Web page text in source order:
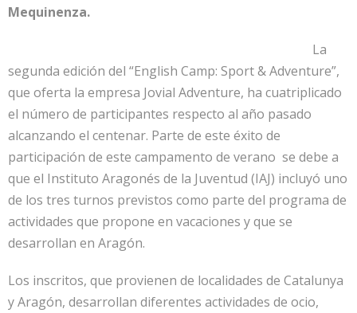
Mequinenza.
La
segunda edición del “English Camp: Sport & Adventure”,
que oferta la empresa Jovial Adventure, ha cuatriplicado
el número de participantes respecto al año pasado
alcanzando el centenar. Parte de este éxito de
participación de este campamento de verano se debe a
que el Instituto Aragonés de la Juventud (IAJ) incluyó uno
de los tres turnos previstos como parte del programa de
actividades que propone en vacaciones y que se
desarrollan en Aragón.
Los inscritos, que provienen de localidades de Catalunya
y Aragón, desarrollan diferentes actividades de ocio,